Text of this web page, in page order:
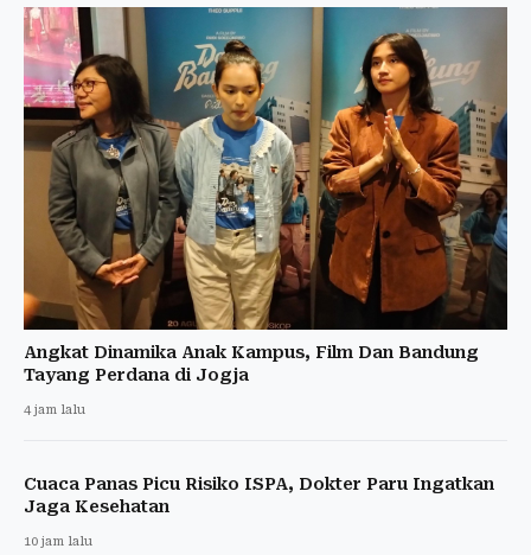
Angkat Dinamika Anak Kampus, Film Dan Bandung
Tayang Perdana di Jogja
4 jam lalu
Cuaca Panas Picu Risiko ISPA, Dokter Paru Ingatkan
Jaga Kesehatan
10 jam lalu